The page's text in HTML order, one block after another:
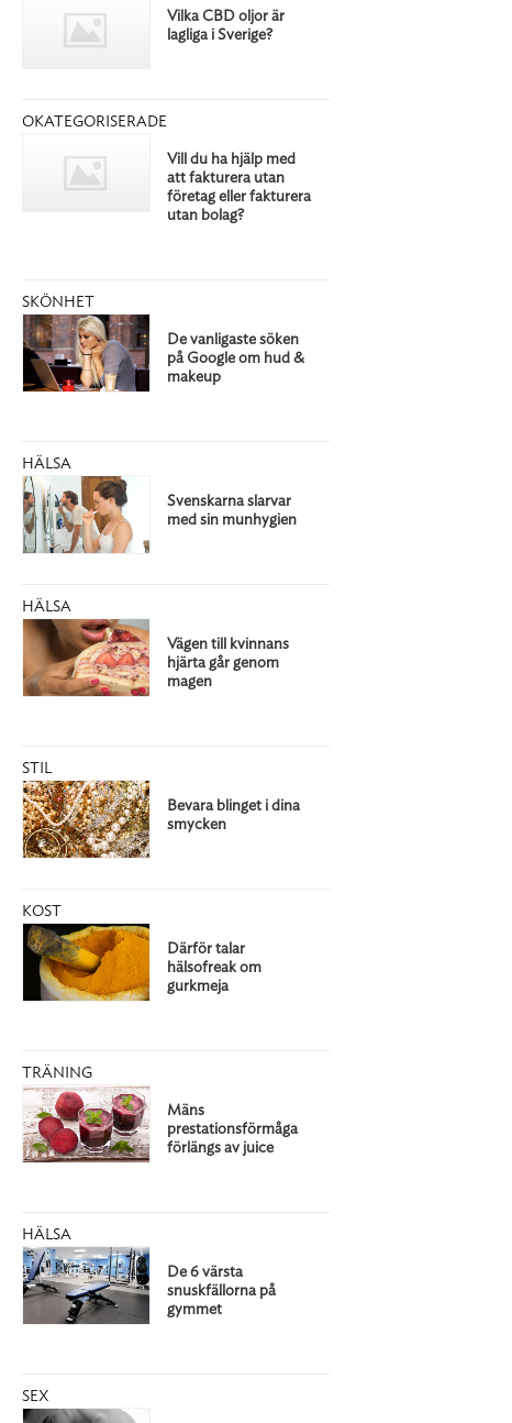
Vilka CBD oljor är
lagliga i Sverige?
OKATEGORISERADE
Vill du ha hjälp med
att fakturera utan
företag eller fakturera
utan bolag?
SKÖNHET
De vanligaste söken
på Google om hud &
makeup
HÄLSA
Svenskarna slarvar
med sin munhygien
HÄLSA
Vägen till kvinnans
hjärta går genom
magen
STIL
Bevara blinget i dina
smycken
KOST
Därför talar
hälsofreak om
gurkmeja
TRÄNING
Mäns
prestationsförmåga
förlängs av juice
HÄLSA
De 6 värsta
snuskfällorna på
gymmet
SEX